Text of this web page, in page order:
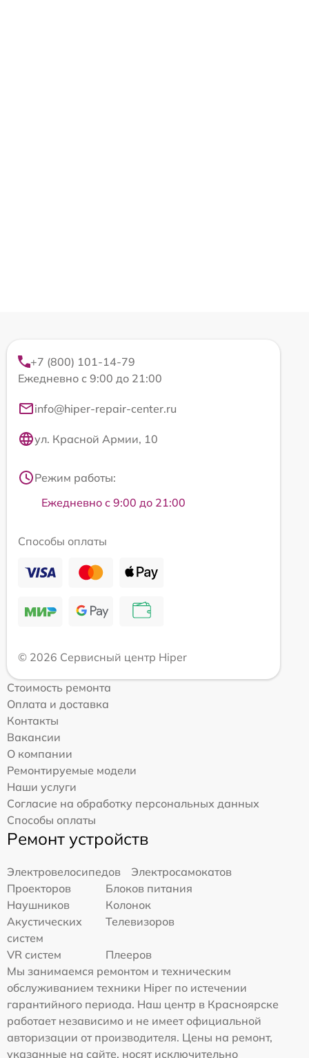
+7 (800) 101-14-79
Ежедневно с 9:00 до 21:00
info@hiper-repair-center.ru
ул. Красной Армии, 10
Режим работы:
Ежедневно с 9:00 до 21:00
Способы оплаты
© 2026 Сервисный центр Hiper
Стоимость ремонта
Оплата и доставка
Контакты
Вакансии
О компании
Ремонтируемые модели
Наши услуги
Согласие на обработку персональных данных
Способы оплаты
Ремонт устройств
Электровелосипедов
Электросамокатов
Проекторов
Блоков питания
Наушников
Колонок
Акустических
систем
Телевизоров
VR систем
Плееров
Мы занимаемся ремонтом и техническим
обслуживанием техники Hiper по истечении
гарантийного периода. Наш центр в Красноярске
работает независимо и не имеет официальной
авторизации от производителя. Цены на ремонт,
указанные на сайте, носят исключительно